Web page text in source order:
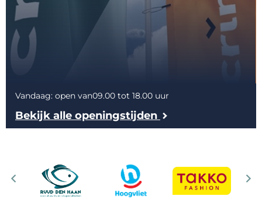
Vandaag: open van09.00 tot 18.00 uur
Bekijk alle openingstijden